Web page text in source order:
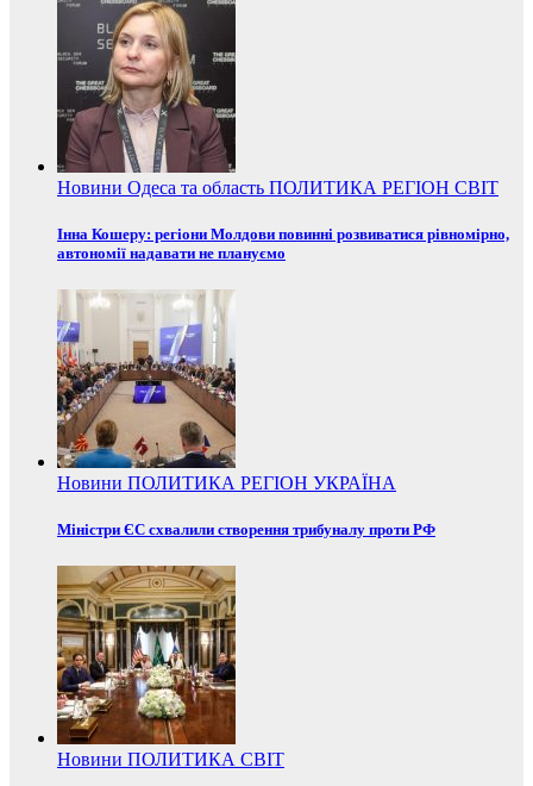
Новини Одеса та область ПОЛИТИКА РЕГІОН СВІТ
Інна Кошеру: регіони Молдови повинні розвиватися рівномірно,
автономії надавати не плануємо
Новини ПОЛИТИКА РЕГІОН УКРАЇНА
Міністри ЄС схвалили створення трибуналу проти РФ
Новини ПОЛИТИКА СВІТ